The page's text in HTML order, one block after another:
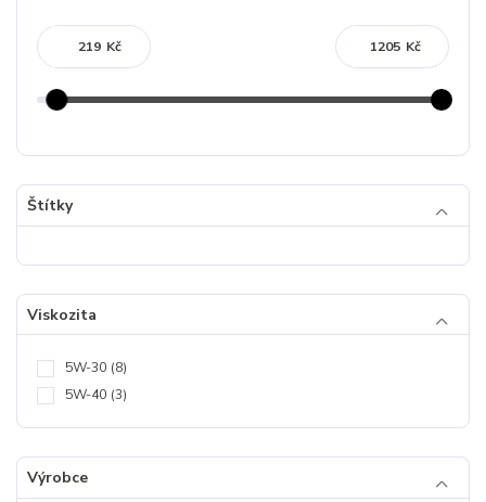
Kč Kč
Štítky
Viskozita
5W-30 (8)
5W-40 (3)
Výrobce